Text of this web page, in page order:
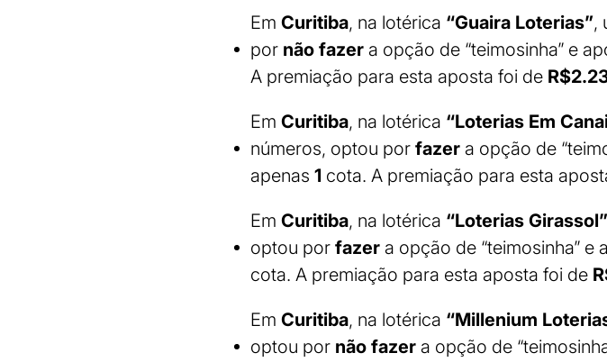
Em Curitiba, na lotérica “Guaira Loterias”,
por não fazer a opção de “teimosinha” e
A premiação para esta aposta foi de
Em Curitiba, na lotérica “Loterias Em
números, optou por fazer a opção de
apenas 1 cota. A premiação para esta
Em Curitiba, na lotérica “Loterias Girassol”
optou por fazer a opção de “teimosinha” e
cota. A premiação para esta aposta foi de
Em Curitiba, na lotérica “Millenium
optou por não fazer a opção de